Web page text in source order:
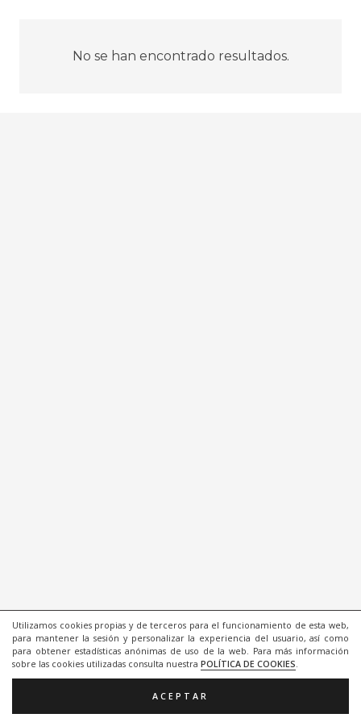
Utilizamos cookies propias y de terceros para el funcionamiento de esta web,
para mantener la sesión y personalizar la experiencia del usuario, así como
para obtener estadísticas anónimas de uso de la web. Para más información
sobre las cookies utilizadas consulta nuestra POLÍTICA DE COOKIES.
ACEPTAR
No se han encontrado resultados.